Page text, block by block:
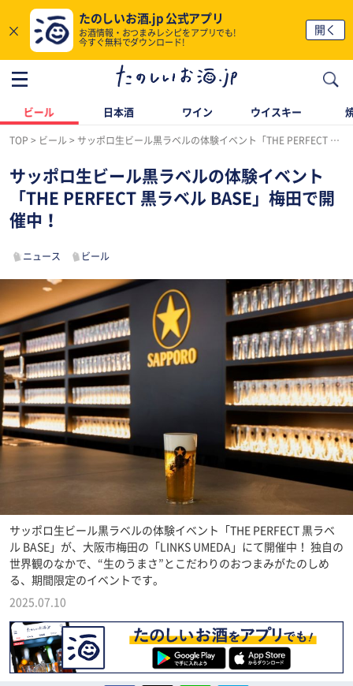
×
たのしいお酒.jp 公式アプリ
お酒情報・おつまみレシピをアプリでも!
今すぐ無料でダウンロード!
開く
ビール 日本酒 ワイン ウイスキー
TOP ビール サッポロ生ビール黒ラベルの体験イベント「THE PERFECT 黒ラベル BASE」梅田で開催中！
サッポロ生ビール黒ラベルの体験イベント
「THE PERFECT 黒ラベル BASE」梅田で開
催中！
ニュース ビール
サッポロ生ビール黒ラベルの体験イベント「THE PERFECT 黒ラベ
ル BASE」が、大阪市梅田の「LINKS UMEDA」にて開催中！ 独自の
世界観のなかで、“生のうまさ”とこだわりのおつまみがたのしめ
る、期間限定のイベントです。
2025.07.10